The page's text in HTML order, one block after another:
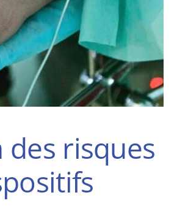
des risques